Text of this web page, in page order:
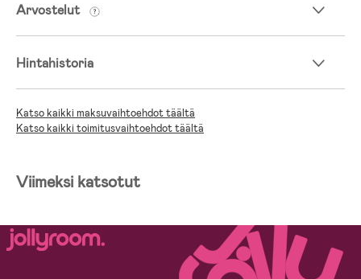
Arvostelut
Hintahistoria
Katso kaikki maksuvaihtoehdot täältä
Katso kaikki toimitusvaihtoehdot täältä
Viimeksi katsotut